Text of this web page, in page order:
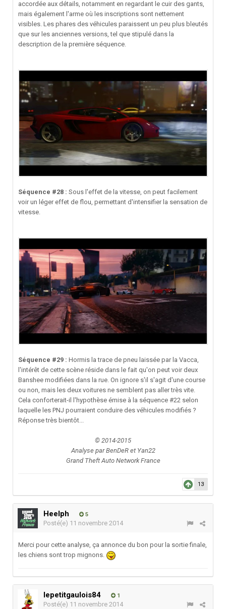
accordée aux détails, notamment en regardant le cuir des gants,
mais également l'arme où les inscriptions sont nettement
visibles. Les phares des véhicules paraissent un peu plus bleutés
que sur les anciennes versions, tel que stipulé dans la
description de la première séquence.
Séquence #28 : Sous l'effet de la vitesse, on peut facilement
voir un léger effet de flou, permettant d'intensifier la sensation de
vitesse.
Séquence #29 : Hormis la trace de pneu laissée par la Vacca,
l'intérêt de cette scène réside dans le fait qu'on peut voir deux
Banshee modifiées dans la rue. On ignore s'il s'agit d'une course
ou non, mais les deux voitures ne semblent pas aller très vite.
Cela conforterait-il l'hypothèse émise à la séquence #22 selon
laquelle les PNJ pourraient conduire des véhicules modifiés ?
Réponse très bientôt...
© 2014-2015
Analyse par BenDeR et Yan22
Grand Theft Auto Network France
13
Heelph 5
Posté(e) 11 novembre 2014
Merci pour cette analyse, ça annonce du bon pour la sortie finale,
les chiens sont trop mignons.
lepetitgaulois84 1
Posté(e) 11 novembre 2014